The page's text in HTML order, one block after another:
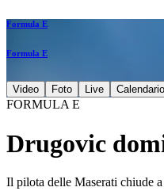
Formula E
Formula E
Video Foto Live Calendario
FORMULA E
Drugovic
Il pilota delle Maserati chiude